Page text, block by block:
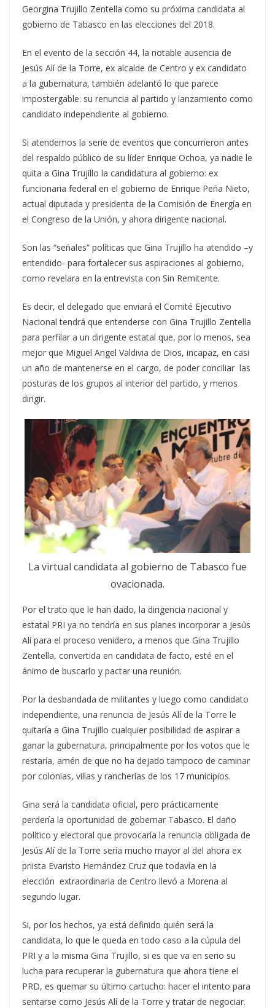
Georgina Trujillo Zentella como su próxima candidata al
gobierno de Tabasco en las elecciones del 2018.
En el evento de la sección 44, la notable ausencia de
Jesús Alí de la Torre, ex alcalde de Centro y ex candidato
a la gubernatura, también adelantó lo que parece
impostergable: su renuncia al partido y lanzamiento como
candidato independiente al gobierno.
Si atendemos la serie de eventos que concurrieron antes
del respaldo público de su líder Enrique Ochoa, ya nadie le
quita a Gina Trujillo la candidatura al gobierno: ex
funcionaria federal en el gobierno de Enrique Peña Nieto,
actual diputada y presidenta de la Comisión de Energía en
el Congreso de la Unión, y ahora dirigente nacional.
Son las “señales” políticas que Gina Trujillo ha atendido –y
entendido- para fortalecer sus aspiraciones al gobierno,
como revelara en la entrevista con Sin Remitente.
Es decir, el delegado que enviará el Comité Ejecutivo
Nacional tendrá que entenderse con Gina Trujillo Zentella
para perfilar a un dirigente estatal que, por lo menos, sea
mejor que Miguel Angel Valdivia de Dios, incapaz, en casi
un año de mantenerse en el cargo, de poder conciliar las
posturas de los grupos al interior del partido, y menos
dirigir.
La virtual candidata al gobierno de Tabasco fue
ovacionada.
Por el trato que le han dado, la dirigencia nacional y
estatal PRI ya no tendría en sus planes incorporar a Jesús
Alí para el proceso venidero, a menos que Gina Trujillo
Zentella, convertida en candidata de facto, esté en el
ánimo de buscarlo y pactar una reunión.
Por la desbandada de militantes y luego como candidato
independiente, una renuncia de Jesús Alí de la Torre le
quitaría a Gina Trujillo cualquier posibilidad de aspirar a
ganar la gubernatura, principalmente por los votos que le
restaría, amén de que no ha dejado tampoco de caminar
por colonias, villas y rancherías de los 17 municipios.
Gina será la candidata oficial, pero prácticamente
perdería la oportunidad de gobernar Tabasco. El daño
político y electoral que provocaría la renuncia obligada de
Jesús Alí de la Torre sería mucho mayor al del ahora ex
priista Evaristo Hernández Cruz que todavía en la
elección extraordinaria de Centro llevó a Morena al
segundo lugar.
Si, por los hechos, ya está definido quién será la
candidata, lo que le queda en todo caso a la cúpula del
PRI y a la misma Gina Trujillo, si es que va en serio su
lucha para recuperar la gubernatura que ahora tiene el
PRD, es quemar su último cartucho: hacer el intento para
sentarse como Jesús Alí de la Torre y tratar de negociar.